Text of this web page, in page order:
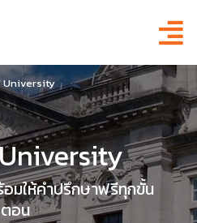
University
มให้คำปรึกษาฟรีทุกขั้น
ตอน